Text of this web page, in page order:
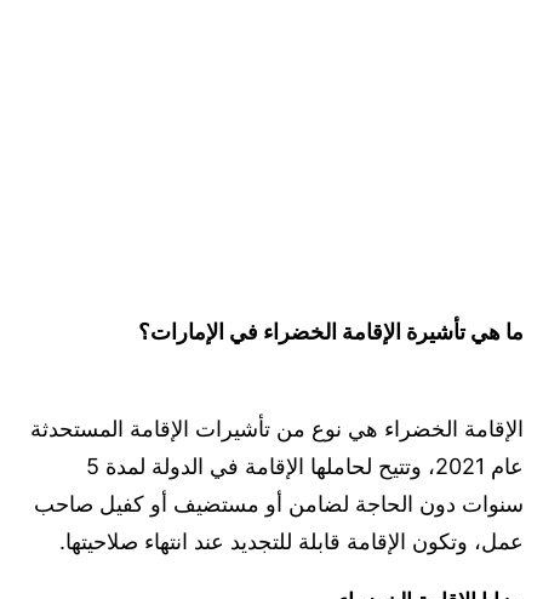
ما هي تأشيرة الإقامة الخضراء في الإمارات؟
الإقامة الخضراء هي نوع من تأشيرات الإقامة المستحدثة
عام 2021، وتتيح لحاملها الإقامة في الدولة لمدة 5
سنوات دون الحاجة لضامن أو مستضيف أو كفيل صاحب
عمل، وتكون الإقامة قابلة للتجديد عند انتهاء صلاحيتها.